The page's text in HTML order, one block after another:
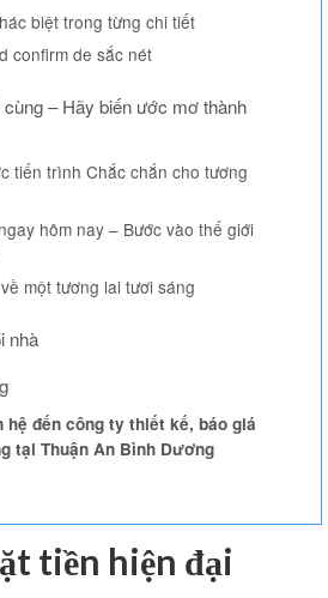
biệt trong từng chi tiết
confirm de sắc nét
– Hãy biến ước mơ thành
tiến trình Chắc chắn cho tương
hôm nay – Bước vào thế giới
một tương lai tươi sáng
nhà
hệ đến công ty thiết kế, báo giá
tại Thuận An Bình Dương
tiền hiện đại